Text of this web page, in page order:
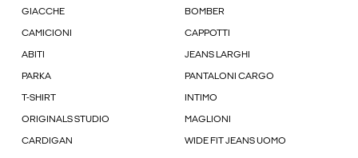
GIACCHE BOMBER
CAMICIONI CAPPOTTI
ABITI JEANS LARGHI
PARKA PANTALONI CARGO
T-SHIRT INTIMO
ORIGINALS STUDIO MAGLIONI
CARDIGAN WIDE FIT JEANS UOMO